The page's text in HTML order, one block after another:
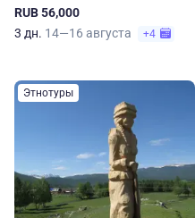
RUB 56,000
3 дн. 14—16 августа +4
Этнотуры